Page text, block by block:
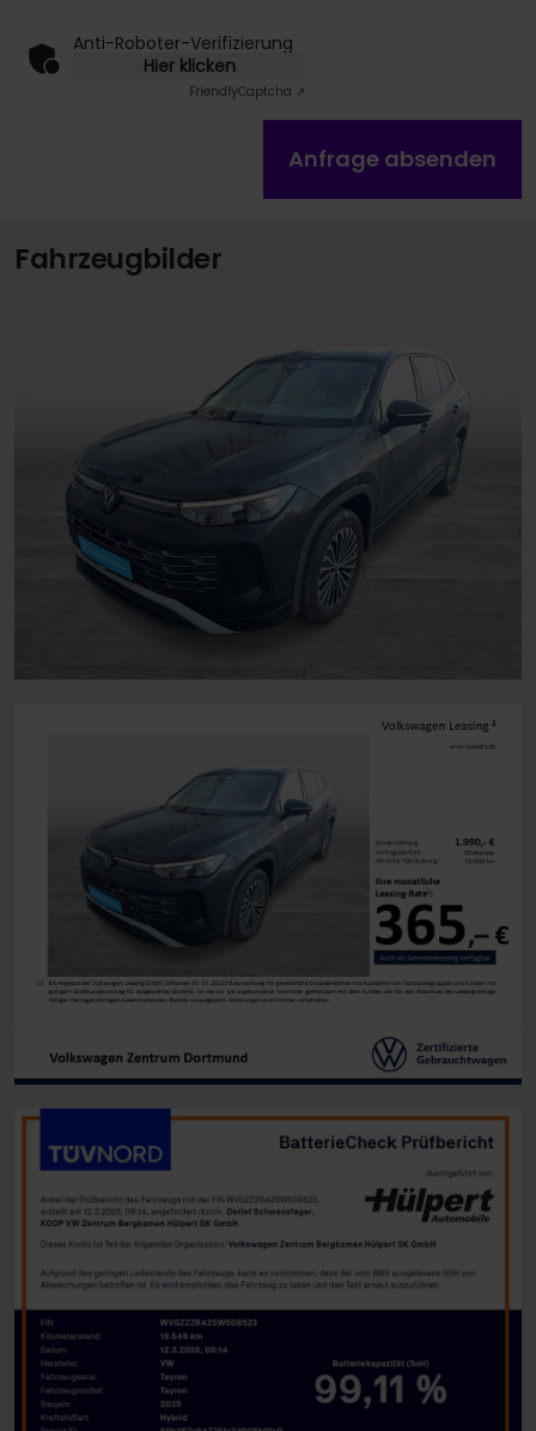
Anti-Roboter-Verifizierung
Hier klicken
FriendlyCaptcha ⇗
Anfrage absenden
Fahrzeugbilder